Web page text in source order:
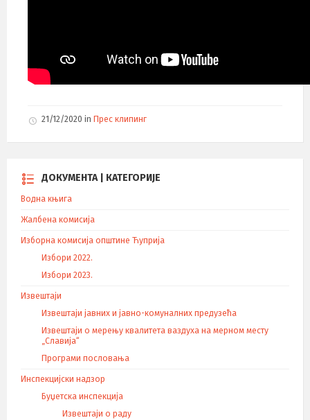
21/12/2020 in Прес клипинг
ДОКУМЕНТА | КАТЕГОРИЈЕ
Водна књига
Жалбена комисија
Изборна комисија општине Ћуприја
Избори 2022.
Избори 2023.
Извештаји
Извештаји јавних и јавно-комуналних предузећа
Извештаји о мерењу квалитета ваздуха на мерном месту
„Славија“
Програми пословања
Инспекцијски надзор
Буџетска инспекција
Извештаји о раду